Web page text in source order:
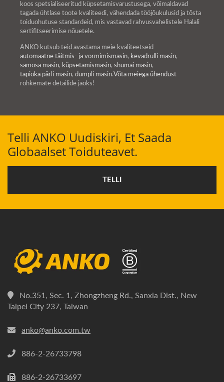
koos spetsialiseeritud küpsetamisvarustusega, võimaldavad
tagada ühtlase toote kvaliteedi, vähendada tööjõukulusid ja tõsta
toiduohutuse standardeid, mis vastavad rahvusvahelistele Halali
sertifitseerimise nõuetele.
ANKO kutsub teid avastama meie kvaliteetseid
automaatne täitmis- ja vormimismasin, kevadrulli masin,
samosa masin, küpsetamismasin, shumai masin,
tapioka pärli masin, dumpli masin.Võta meiega ühendust
rohkemate detailide jaoks!
Telli ANKO Uudiskiri, Et Saada
Globaalset Toiduteavet.
TELLI
No.351, Sec. 1, Zhongzheng Rd., Sanxia Dist., New
Taipei City 237, Taiwan
anko@anko.com.tw
886-2-26733798
886-2-26733697